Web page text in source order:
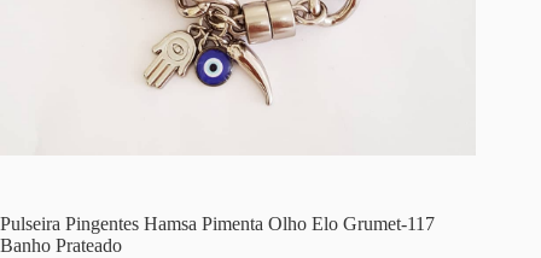
Pulseira Pingentes Hamsa Pimenta Olho Elo Grumet-117
Banho Prateado